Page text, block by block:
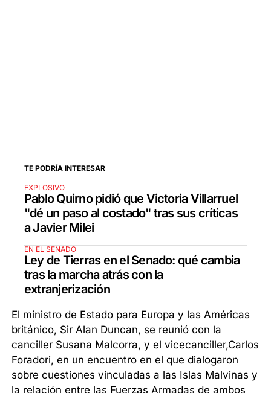
TE PODRÍA INTERESAR
EXPLOSIVO
Pablo Quirno pidió que Victoria Villarruel
"dé un paso al costado" tras sus críticas
a Javier Milei
EN EL SENADO
Ley de Tierras en el Senado: qué cambia
tras la marcha atrás con la
extranjerización
El ministro de Estado para Europa y las Américas
británico, Sir Alan Duncan, se reunió con la
canciller Susana Malcorra, y el vicecanciller,Carlos
Foradori, en un encuentro en el que dialogaron
sobre cuestiones vinculadas a las Islas Malvinas y
la relación entre las Fuerzas Armadas de ambos